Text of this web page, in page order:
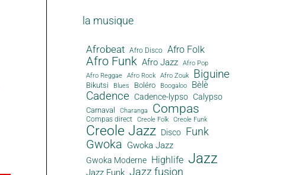
la musique
Afrobeat Afro Disco Afro Folk
Afro Funk Afro Jazz
Afro Pop
Afro Reggae
Afro Rock Afro Zouk Biguine
Bikutsi Blues Boléro Boogaloo Bèlè
Cadence Cadence-lypso Calypso
Carnaval Charanga Compas
Compas direct Creole Folk Creole Funk
Creole Jazz Disco Funk
Gwoka Gwoka Jazz
Gwoka Moderne Highlife Jazz
Jazz Funk Jazz fusion